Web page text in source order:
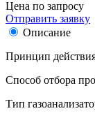
Цена по запросу
Отправить заявку
Описание
Принцип
Способ отбора
Тип